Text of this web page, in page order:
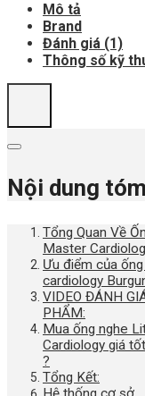
Mô tả
Brand
Đánh giá (1)
Thông số kỹ
Nội dung
Tổng Quan Về
Master
Ưu điểm của
cardiology
VIDEO ĐÁNH
PHẨM:
Mua ống nghe
Cardiology giá
?
Tổng Kết: